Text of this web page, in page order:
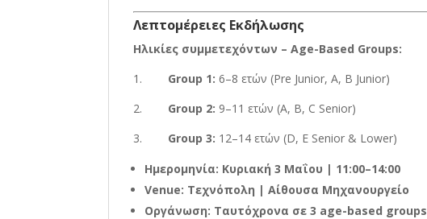
Λεπτομέρειες Εκδήλωσης
Ηλικίες συμμετεχόντων – Age-Based Groups:
1. Group 1: 6–8 ετών (Pre Junior, A, B Junior)
2. Group 2: 9–11 ετών (A, B, C Senior)
3. Group 3: 12–14 ετών (D, E Senior & Lower)
Ημερομηνία: Κυριακή 3 Μαΐου | 11:00–14:00
Venue: Τεχνόπολη | Αίθουσα Μηχανουργείο
Οργάνωση: Ταυτόχρονα σε 3 age-based groups